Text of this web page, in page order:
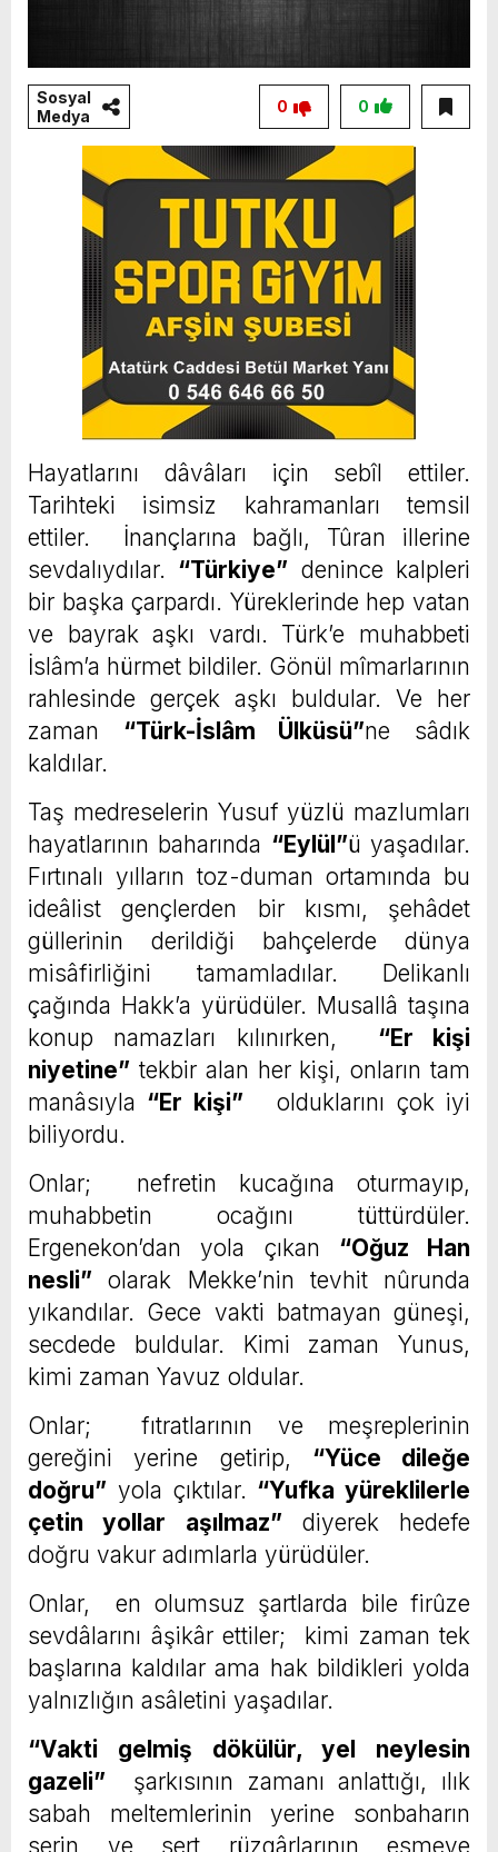
Sosyal
Medya
0
0
Hayatlarını dâvâları için sebîl ettiler.
Tarihteki isimsiz kahramanları temsil
ettiler. İnançlarına bağlı, Tûran illerine
sevdalıydılar. “Türkiye” denince kalpleri
bir başka çarpardı. Yüreklerinde hep vatan
ve bayrak aşkı vardı. Türk’e muhabbeti
İslâm’a hürmet bildiler. Gönül mîmarlarının
rahlesinde gerçek aşkı buldular. Ve her
zaman “Türk-İslâm Ülküsü”ne sâdık
kaldılar.
Taş medreselerin Yusuf yüzlü mazlumları
hayatlarının baharında “Eylül”ü yaşadılar.
Fırtınalı yılların toz-duman ortamında bu
ideâlist gençlerden bir kısmı, şehâdet
güllerinin derildiği bahçelerde dünya
misâfirliğini tamamladılar. Delikanlı
çağında Hakk’a yürüdüler. Musallâ taşına
konup namazları kılınırken, “Er kişi
niyetine” tekbir alan her kişi, onların tam
manâsıyla “Er kişi” olduklarını çok iyi
biliyordu.
Onlar; nefretin kucağına oturmayıp,
muhabbetin ocağını tüttürdüler.
Ergenekon’dan yola çıkan “Oğuz Han
nesli” olarak Mekke’nin tevhit nûrunda
yıkandılar. Gece vakti batmayan güneşi,
secdede buldular. Kimi zaman Yunus,
kimi zaman Yavuz oldular.
Onlar; fıtratlarının ve meşreplerinin
gereğini yerine getirip, “Yüce dileğe
doğru” yola çıktılar. “Yufka yüreklilerle
çetin yollar aşılmaz” diyerek hedefe
doğru vakur adımlarla yürüdüler.
Onlar, en olumsuz şartlarda bile firûze
sevdâlarını âşikâr ettiler; kimi zaman tek
başlarına kaldılar ama hak bildikleri yolda
yalnızlığın asâletini yaşadılar.
“Vakti gelmiş dökülür, yel neylesin
gazeli” şarkısının zamanı anlattığı, ılık
sabah meltemlerinin yerine sonbaharın
serin ve sert rüzgârlarının esmeye